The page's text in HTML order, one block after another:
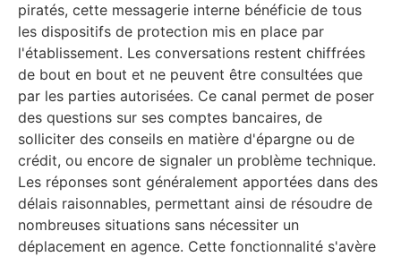
piratés, cette messagerie interne bénéficie de tous
les dispositifs de protection mis en place par
l'établissement. Les conversations restent chiffrées
de bout en bout et ne peuvent être consultées que
par les parties autorisées. Ce canal permet de poser
des questions sur ses comptes bancaires, de
solliciter des conseils en matière d'épargne ou de
crédit, ou encore de signaler un problème technique.
Les réponses sont généralement apportées dans des
délais raisonnables, permettant ainsi de résoudre de
nombreuses situations sans nécessiter un
déplacement en agence. Cette fonctionnalité s'avère